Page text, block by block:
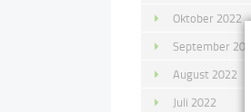
Oktober 2022
September 2022
August 2022
Juli 2022